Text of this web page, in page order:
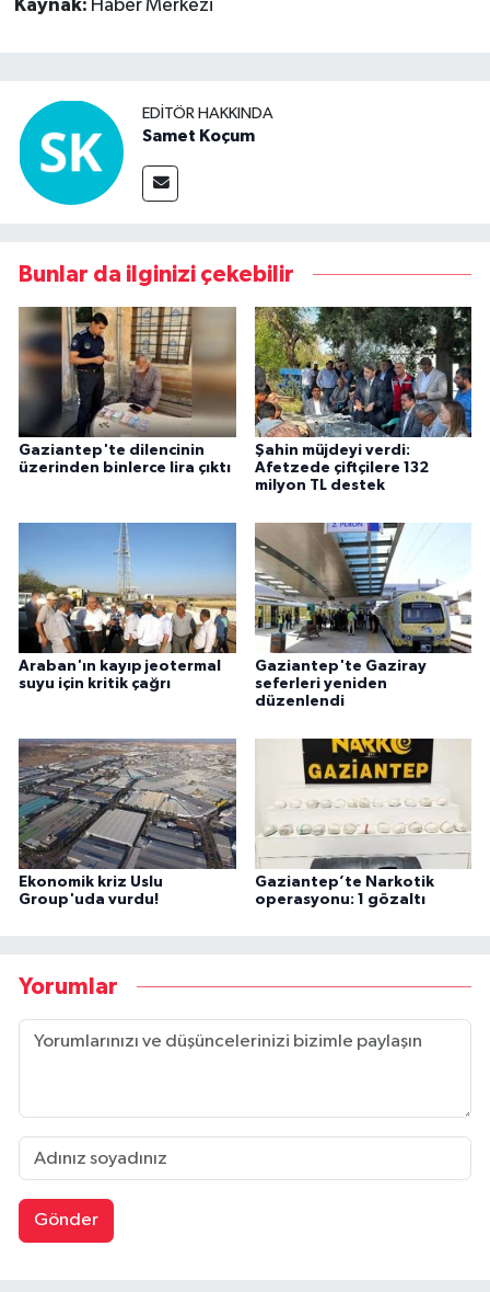
Kaynak: Haber Merkezi
EDITÖR HAKKINDA
Samet Koçum
Bunlar da ilginizi çekebilir
Gaziantep'te dilencinin
üzerinden binlerce lira çıktı
Şahin müjdeyi verdi:
Afetzede çiftçilere 132
milyon TL destek
Araban'ın kayıp jeotermal
suyu için kritik çağrı
Gaziantep'te Gaziray
seferleri yeniden
düzenlendi
Ekonomik kriz Uslu
Group'uda vurdu!
Gaziantep’te Narkotik
operasyonu: 1 gözaltı
Yorumlar
Gönder